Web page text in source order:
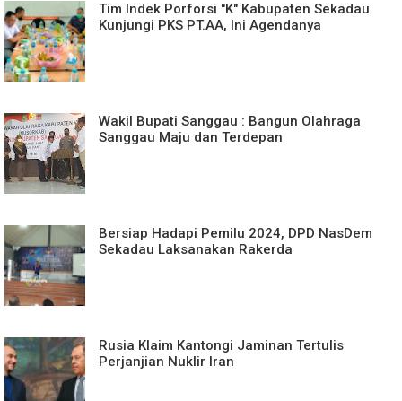
Tim Indek Porforsi "K" Kabupaten Sekadau
Kunjungi PKS PT.AA, Ini Agendanya
Wakil Bupati Sanggau : Bangun Olahraga
Sanggau Maju dan Terdepan
Bersiap Hadapi Pemilu 2024, DPD NasDem
Sekadau Laksanakan Rakerda
Rusia Klaim Kantongi Jaminan Tertulis
Perjanjian Nuklir Iran